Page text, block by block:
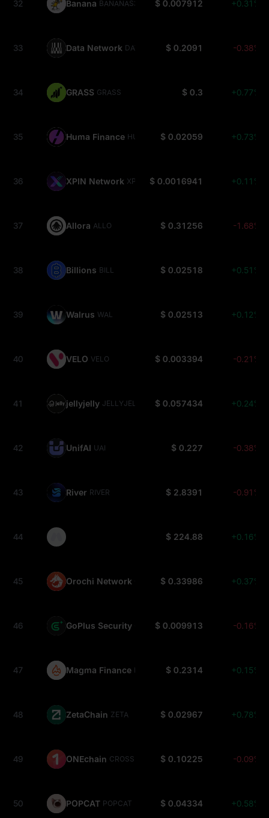
32 Banana BANANAS31 $ 0.007912 +0.31%
33 Data Network DATA $ 0.2091 -0.38%
34 GRASS GRASS $ 0.3 +0.77%
35 Huma Finance HUMA $ 0.02059 +0.73%
36 XPIN Network XPIN $ 0.0016941 +0.11%
37 Allora ALLO $ 0.31256 -1.68%
38 Billions BILL $ 0.02518 +0.51%
39 Walrus WAL $ 0.02513 +0.12%
40 VELO VELO $ 0.003394 -0.21%
41 jellyjelly JELLYJELLY $ 0.057434 +0.24%
42 UnifAI UAI $ 0.227 -0.38%
43 River RIVER $ 2.8391 -0.91%
44 $ 224.88 +0.16%
45 Orochi Network $ 0.33986 +0.37%
46 GoPlus Security $ 0.009913 -0.16%
47 Magma Finance MAGMA $ 0.2314 +0.15%
48 ZetaChain ZETA $ 0.02967 +0.78%
49 ONEchain CROSS $ 0.10225 -0.09%
50 POPCAT POPCAT $ 0.04334 +0.58%